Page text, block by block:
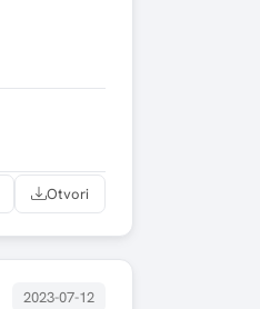
Otvori
2023-07-12